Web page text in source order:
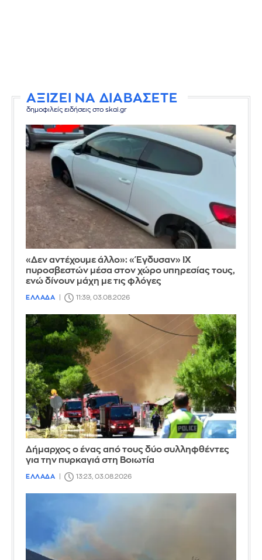
ΑΞΙΖΕΙ ΝΑ ΔΙΑΒΑΣΕΤΕ
δημοφιλείς ειδήσεις στο skai.gr
«Δεν αντέχουμε άλλο»: «Έγδυσαν» ΙΧ
πυροσβεστών μέσα στον χώρο υπηρεσίας τους,
ενώ δίνουν μάχη με τις φλόγες
ΕΛΛΑΔΑ 11:39, 03.08.2026
Δήμαρχος ο ένας από τους δύο συλληφθέντες
για την πυρκαγιά στη Βοιωτία
ΕΛΛΑΔΑ 13:23, 03.08.2026